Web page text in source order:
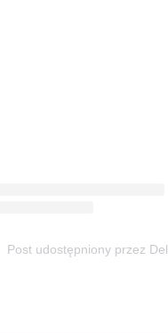
Post udostępniony przez